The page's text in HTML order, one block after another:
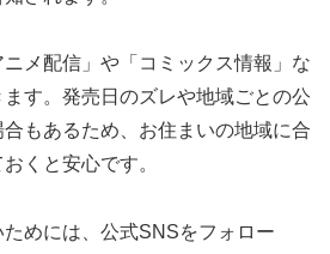
メ配信」や「コミックス情報」な
す。発売日のズレや地域ごとの公
もあるため、お住まいの地域に合
くと安心です。
めには、公式SNSをフォロー